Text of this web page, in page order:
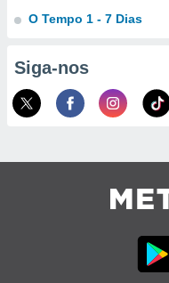
de
fontes,
melhorar
dados
O Tempo 1 - 7 Dias
Siga-nos